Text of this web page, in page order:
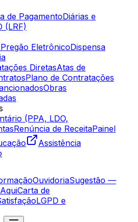
de PagamentoDiárias e
(LRF)
Pregão EletrônicoDispensa
DiretasAtas de
Plano de Contratações
Obras
(PPA, LDO,
Renúncia de ReceitaPainel
Assistência
OuvidoriaSugestão —
Carta de
LGPD e